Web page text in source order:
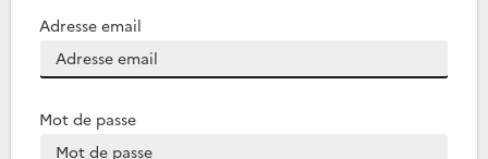
Adresse email
Mot de passe